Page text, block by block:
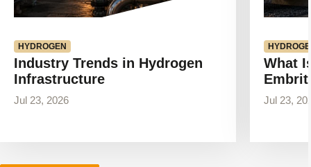
HYDROGEN
Industry Trends in Hydrogen
Infrastructure
Jul 23, 2026
What
Jul 23,